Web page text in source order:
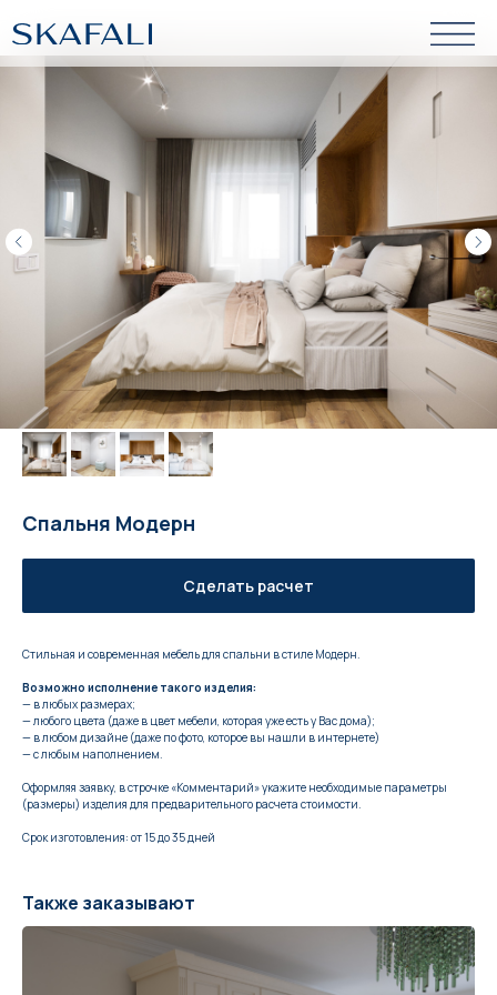
Спальня Модерн
Сделать расчет
Стильная и современная мебель для спальни в стиле Модерн.
Возможно исполнение такого изделия:
— в любых размерах;
— любого цвета (даже в цвет мебели, которая уже есть у Вас дома);
— в любом дизайне (даже по фото, которое вы нашли в интернете)
— с любым наполнением.
Оформляя заявку, в строчке «Комментарий» укажите необходимые параметры
(размеры) изделия для предварительного расчета стоимости.
Срок изготовления: от 15 до 35 дней
Также заказывают